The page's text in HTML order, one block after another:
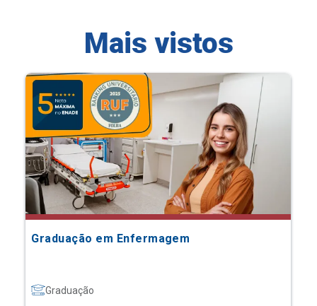
Mais vistos
Graduação em Enfermagem
Graduação